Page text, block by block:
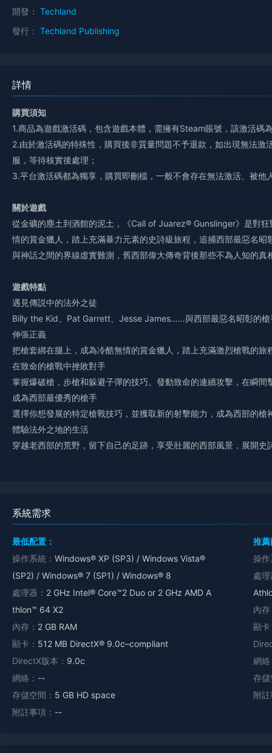
開發： Techland
發行： Techland Publishing
詳情
購買須知
1.商品為遊戲激活碼，包含遊戲本體，需擁有Steam賬號，該激活碼
2.由於激活碼的特殊性，購買後非質量問題不予退款，如出現無法
服，等待核實後處理；
3.平台激活碼都為獨享，購買即刪檔，一般不會存在無法激活、被他
關於遊戲
從金礦的塵土到酒館的泥土，《Call of Juarez® Gunslinger》是對
情的賞金獵人，踏上充滿暴力元素的史詩級旅程，追捕西部最惡名
與神話之間的界線虛實難測，舊西部偉大傳奇背後那些不為人知的真
遊戲特點
遇見傳説中的法外之徒
Billy the Kid、Pat Garrett、Jesse James……與西部最惡名昭彰的槍
伸張正義
把槍套綁在腿上，成為冷酷無情的賞金獵人，踏上充滿激烈槍戰的旅
在致命的槍戰中挫敗對手
掌握爆破槍，步槍和躲避子彈的技巧。發動致命的連續攻擊，在瞬間
成為西部最優秀的槍手
選擇你想發展的特定槍戰技巧，並獲取新的射擊能力，成為西部的槍
體驗法外之地的生活
穿越老西部的荒野，留下自己的足跡，享受壯麗的西部風景，展開史
系統需求
最低配置：
操作系統： Windows® XP (SP3) / Windows Vista®
(SP2) / Windows® 7 (SP1) / Windows® 8
處理器： 2 GHz Intel® Core™2 Duo or 2 GHz AMD A
thlon™ 64 X2
內存： 2 GB RAM
顯卡： 512 MB DirectX® 9.0c–compliant
DirectX版本： 9.0c
網絡： --
存儲空間： 5 GB HD space
附註事項： --
推
操
處
內
顯卡
網絡
存
附